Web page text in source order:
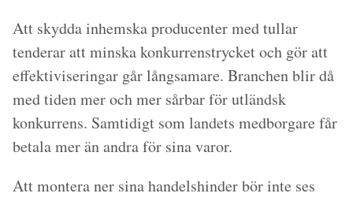
Att skydda inhemska producenter med tullar
tenderar att minska konkurrenstrycket och gör att
effektiviseringar går långsamare. Branchen blir då
med tiden mer och mer sårbar för utländsk
konkurrens. Samtidigt som landets medborgare får
betala mer än andra för sina varor.
Att montera ner sina handelshinder bör inte ses